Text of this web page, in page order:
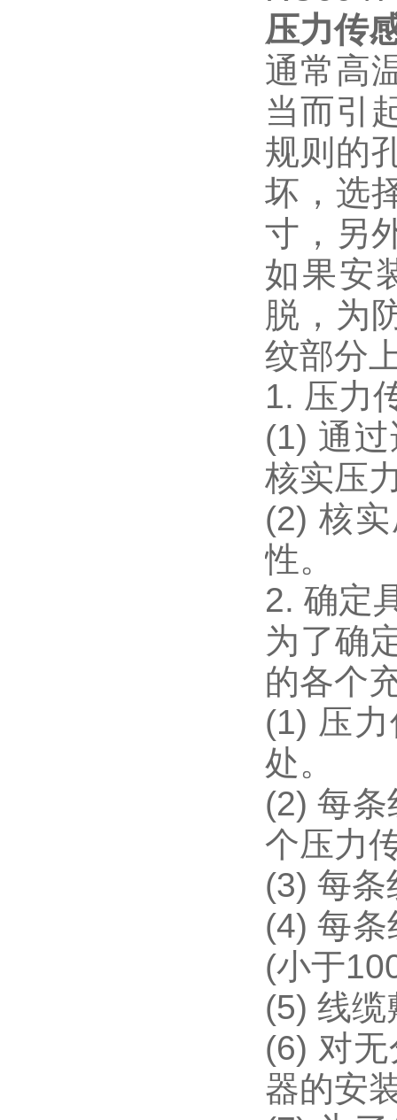
压力传
通常高
当而引
规则的
坏，选
寸，另
如果安
脱，为
纹部分
1. 压力
(1) 通
核实压
(2) 核
性。
2. 确定
为了确
的各个
(1) 压
处。
(2) 每
个压力
(3) 每
(4) 每
(小于
(5) 线
(6) 对
器的安